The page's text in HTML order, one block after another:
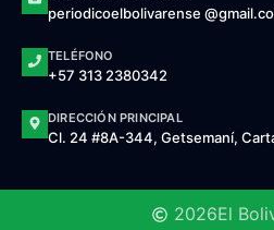
periodicoelbolivarense
TELÉFONO
+57 313 2380342
DIRECCIÓN PRINCIPAL
Cl. 24 #8A-344, Getsemaní,
2026El